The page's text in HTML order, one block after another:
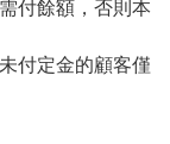
付餘額，否則本
付定金的顧客僅